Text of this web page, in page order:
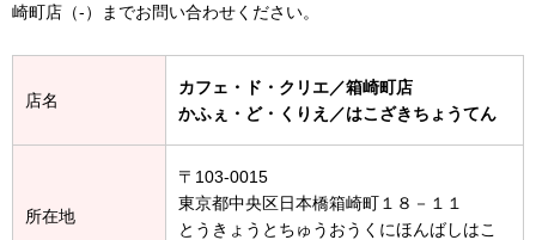
崎町店（-）までお問い合わせください。
店名
カフェ・ド・クリエ／箱崎町店
かふぇ・ど・くりえ／はこざきちょうてん
所在地
〒103-0015
東京都中央区日本橋箱崎町１８－１１
とうきょうとちゅうおうくにほんばしはこ